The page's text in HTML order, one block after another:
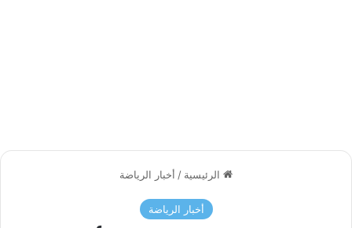
الرئيسية / أخبار الرياضة
أخبار الرياضة